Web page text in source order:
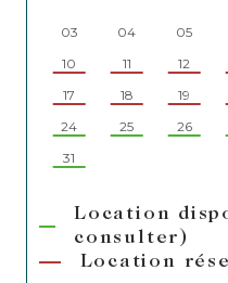
03
04 05
10
11 12
17
18 19
24
25 26
31
Location
consulter)
Location